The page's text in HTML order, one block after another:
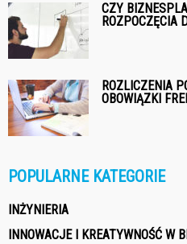
CZY
ROZPOCZĘCIA
ROZLICZENIA
OBOWIĄZKI
POPULARNE KATEGORIE
INŻYNIERIA
INNOWACJE I KREATYWNOŚĆ W